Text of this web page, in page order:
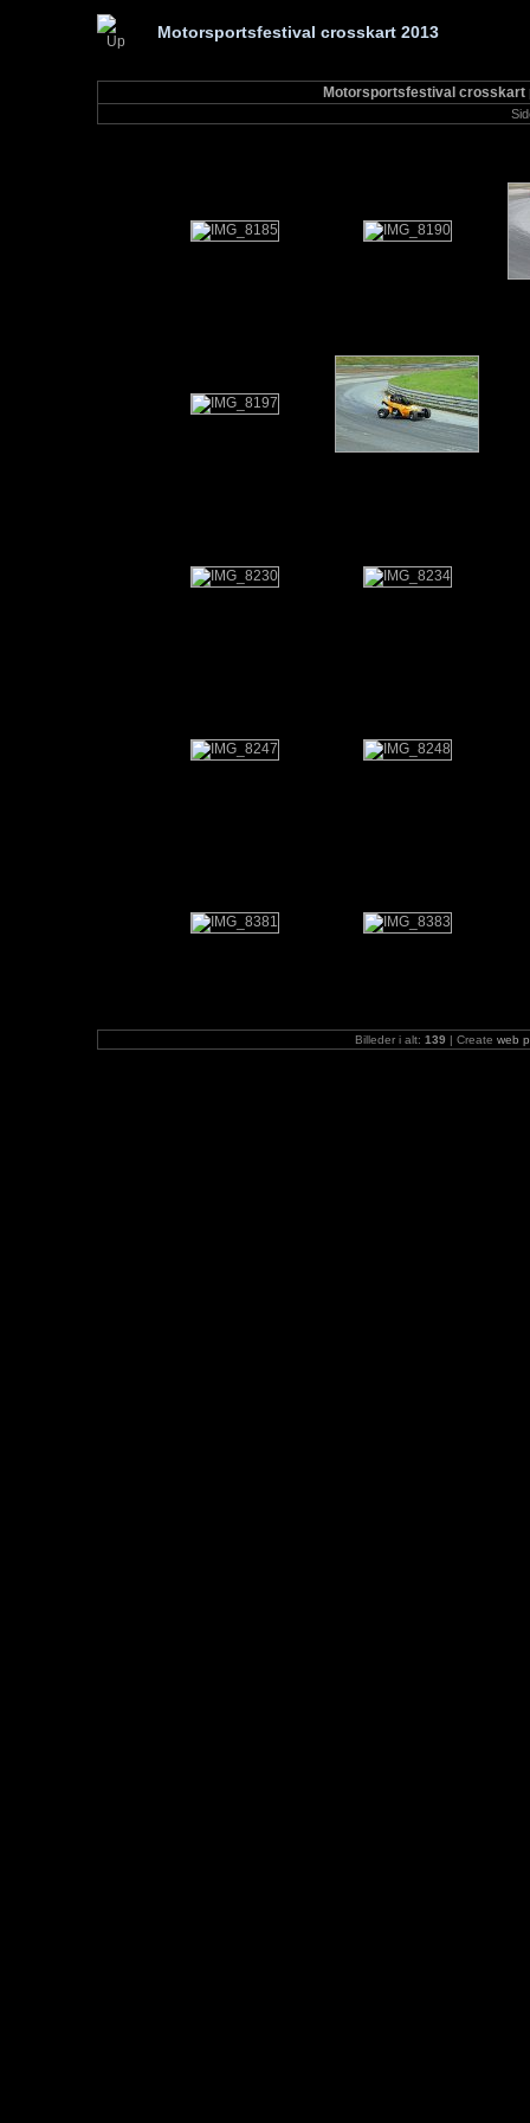
Motorsportsfestival crosskart 2013
Motorsportsfestival crosskart
Billeder i alt: 139 | Create web